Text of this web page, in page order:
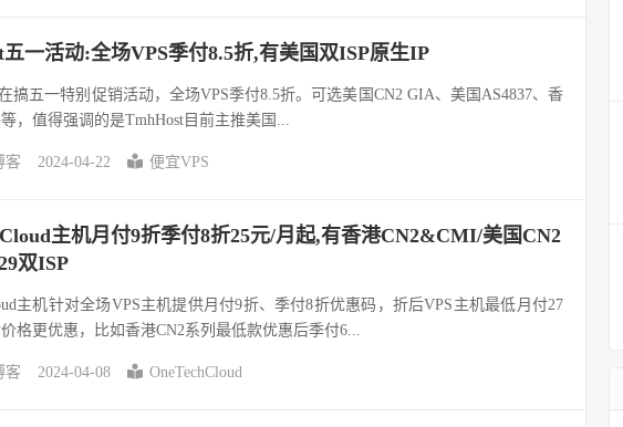
一活动:全场VPS季付8.5折,有美国双ISP原生IP
搞五一特别促销活动，全场VPS季付8.5折。可选美国CN2 GIA、美国AS4837、香
，值得强调的是TmhHost目前主推美国...
客 2024-04-22 便宜VPS
主机月付9折季付8折25元/月起,有香港CN2&CMI/美国CN2
双ISP
主机针对全场VPS主机提供月付9折、季付8折优惠码，折后VPS主机最低月付27
格更优惠，比如香港CN2系列最低款优惠后季付6...
客 2024-04-08 OneTechCloud